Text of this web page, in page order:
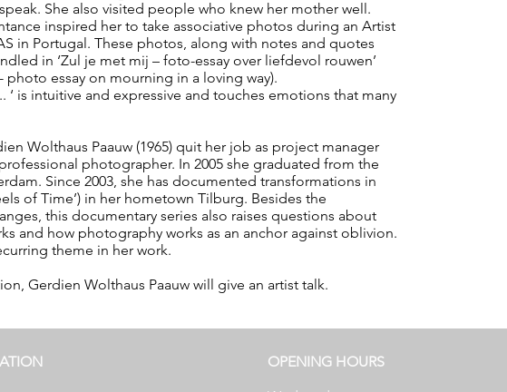
She also visited people who knew her mother well.
inspired her to take associative photos during an Artist
in Portugal. These photos, along with notes and quotes
in ‘Zul je met mij – foto-essay over liefdevol rouwen’
photo essay on mourning in a loving way).
‘ is intuitive and expressive and touches emotions that many
Wolthaus Paauw (1965) quit her job as project manager
photographer. In 2005 she graduated from the
Since 2003, she has documented transformations in
of Time’) in her hometown Tilburg. Besides the
this documentary series also raises questions about
and how photography works as an anchor against oblivion.
theme in her work.
Gerdien Wolthaus Paauw will give an artist talk.
OPENING HOURS